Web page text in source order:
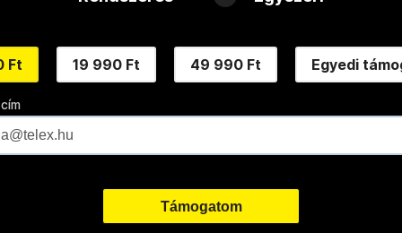
Ft 19 990 Ft 49 990 Ft Egyedi